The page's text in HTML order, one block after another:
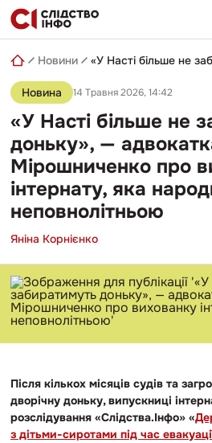
Skip
to
content
пошуковий
запит
Новини
Новина 14 Травня 2026, 14:42
«У Насті більше не
доньку», —
Мірошниченко про
інтернату, яка
неповнолітньою
Яніна Корнієнко
Після кількох місяців судів та
дворічну доньку, випускниці
розслідування «Слідства.Інфо» «
з дітьми-сиротами під час